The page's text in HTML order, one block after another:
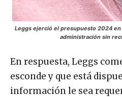
Leggs ejerció el presupuesto 2024 en
administración sin
En respuesta, Leggs
esconde y que está
información le sea